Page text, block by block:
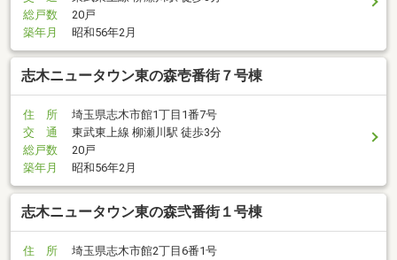
総戸数
20戸
築年月
昭和56年2月
志木ニュータウン東の森壱番街７号棟
住 所
埼玉県志木市館1丁目1番7号
交 通
東武東上線 柳瀬川駅 徒歩3分
総戸数
20戸
築年月
昭和56年2月
志木ニュータウン東の森弐番街１号棟
住 所
埼玉県志木市館2丁目6番1号